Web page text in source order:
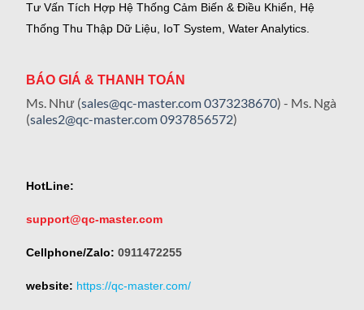
Tư Vấn Tích Hợp Hệ Thống Cảm Biến & Điều Khiển, Hệ
Thống Thu Thập Dữ Liệu, IoT System, Water Analytics.
BÁO GIÁ & THANH TOÁN
Ms. Như (sales@qc-master.com0373238670) - Ms. Ngà
(sales2@qc-master.com0937856572)
HotLine:
support@qc-master.com
Cellphone/Zalo: 0911472255
website: https://qc-master.com/